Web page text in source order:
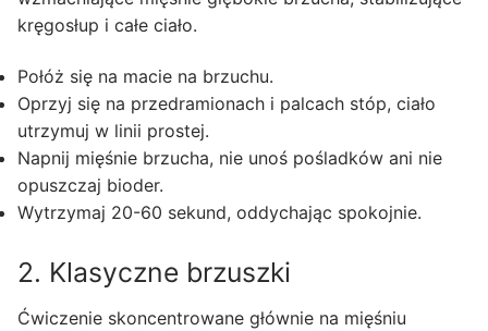
kręgosłup i całe ciało.
Połóż się na macie na brzuchu.
Oprzyj się na przedramionach i palcach stóp, ciało
utrzymuj w linii prostej.
Napnij mięśnie brzucha, nie unoś pośladków ani nie
opuszczaj bioder.
Wytrzymaj 20-60 sekund, oddychając spokojnie.
2. Klasyczne brzuszki
Ćwiczenie skoncentrowane głównie na mięśniu